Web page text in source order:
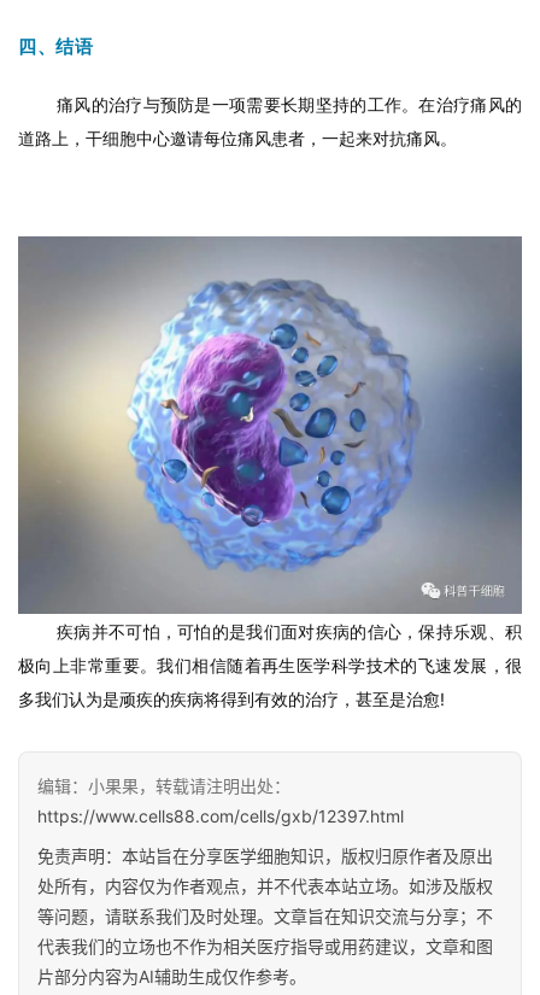
四、结语
痛风的治疗与预防是一项需要长期坚持的工作。在治疗痛风的
道路上，干细胞中心邀请每位痛风患者，一起来对抗痛风。
疾病并不可怕，可怕的是我们面对疾病的信心，保持乐观、积
极向上非常重要。我们相信随着再生医学科学技术的飞速发展，很
多我们认为是顽疾的疾病将得到有效的治疗，甚至是治愈!
编辑：小果果，转载请注明出处：
https://www.cells88.com/cells/gxb/12397.html
免责声明：本站旨在分享医学细胞知识，版权归原作者及原出
处所有，内容仅为作者观点，并不代表本站立场。如涉及版权
等问题，请联系我们及时处理。文章旨在知识交流与分享；不
代表我们的立场也不作为相关医疗指导或用药建议，文章和图
片部分内容为AI辅助生成仅作参考。